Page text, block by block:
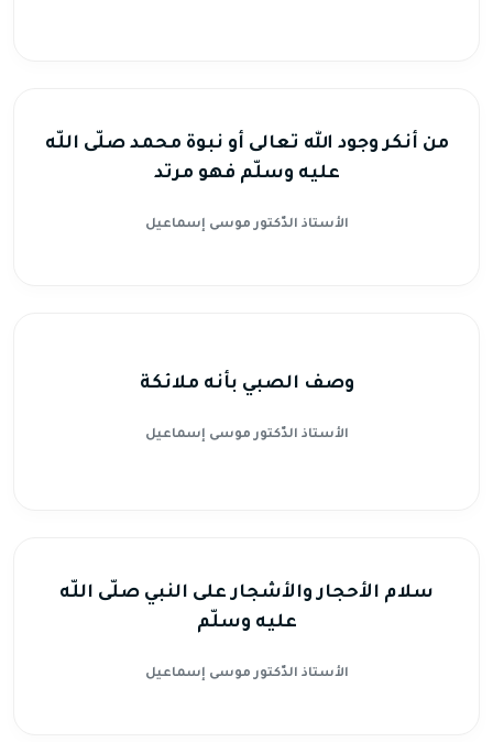
من أنكر وجود الله تعالى أو نبوة محمد صلّى اللّه
عليه وسلّم فهو مرتد
الأستاذ الدّكتور موسى إسماعيل
وصف الصبي بأنه ملائكة
الأستاذ الدّكتور موسى إسماعيل
سلام الأحجار والأشجار على النبي صلّى اللّه
عليه وسلّم
الأستاذ الدّكتور موسى إسماعيل